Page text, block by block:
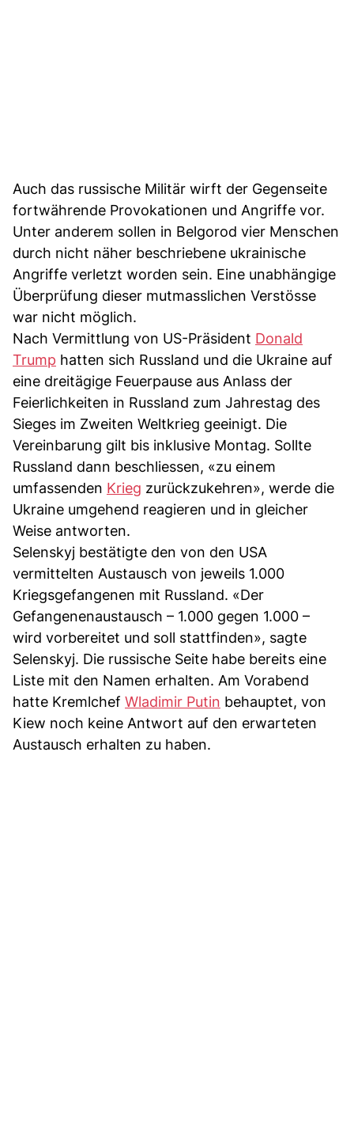
Auch das russische Militär wirft der Gegenseite
fortwährende Provokationen und Angriffe vor.
Unter anderem sollen in Belgorod vier Menschen
durch nicht näher beschriebene ukrainische
Angriffe verletzt worden sein. Eine unabhängige
Überprüfung dieser mutmasslichen Verstösse
war nicht möglich.
Nach Vermittlung von US-Präsident Donald
Trump hatten sich Russland und die Ukraine auf
eine dreitägige Feuerpause aus Anlass der
Feierlichkeiten in Russland zum Jahrestag des
Sieges im Zweiten Weltkrieg geeinigt. Die
Vereinbarung gilt bis inklusive Montag. Sollte
Russland dann beschliessen, «zu einem
umfassenden Krieg zurückzukehren», werde die
Ukraine umgehend reagieren und in gleicher
Weise antworten.
Selenskyj bestätigte den von den USA
vermittelten Austausch von jeweils 1.000
Kriegsgefangenen mit Russland. «Der
Gefangenenaustausch – 1.000 gegen 1.000 –
wird vorbereitet und soll stattfinden», sagte
Selenskyj. Die russische Seite habe bereits eine
Liste mit den Namen erhalten. Am Vorabend
hatte Kremlchef Wladimir Putin behauptet, von
Kiew noch keine Antwort auf den erwarteten
Austausch erhalten zu haben.